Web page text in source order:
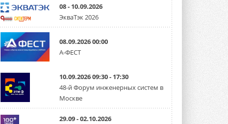
08 - 10.09.2026
ЭкваТэк 2026
08.09.2026 00:00
А-ФЕСТ
10.09.2026 09:30 - 17:30
48-й Форум инженерных систем в
Москве
29.09 - 02.10.2026